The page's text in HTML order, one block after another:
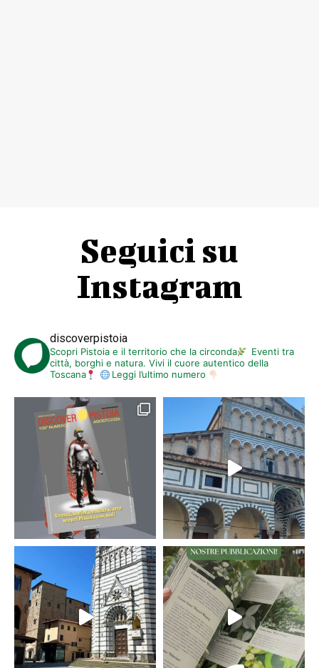
Seguici su
Instagram
discoverpistoia
Scopri Pistoia e il territorio che la circonda
Eventi tra
città, borghi e natura. Vivi il cuore autentico della
Toscana
Leggi l’ultimo numero